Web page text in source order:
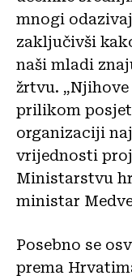
mnogi
zaključivši
naši mladi
žrtvu.
prilikom
organizaciji
vrijednosti
Ministarstvu
ministar
Posebno se
prema